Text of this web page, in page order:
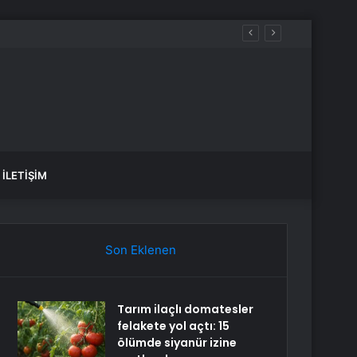
İLETIŞIM
Son Eklenen
Tarım ilaçlı domatesler
felakete yol açtı: 15
ölümde siyanür izine